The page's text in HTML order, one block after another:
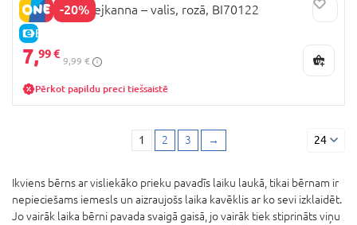
-20%
E-CENA
BIBIO DolBi lejkanna – valis, rozā, BI70122
7,99 €
9,99 €
Pērkot papildu preci tiešsaistē
1 2 3 → 24
Ikviens bērns ar visliekāko prieku pavadīs laiku laukā, tikai bērnam ir
nepieciešams iemesls un aizraujošs laika kavēklis ar ko sevi izklaidēt.
Jo vairāk laika bērni pavada svaigā gaisā, jo vairāk tiek stiprināts viņu